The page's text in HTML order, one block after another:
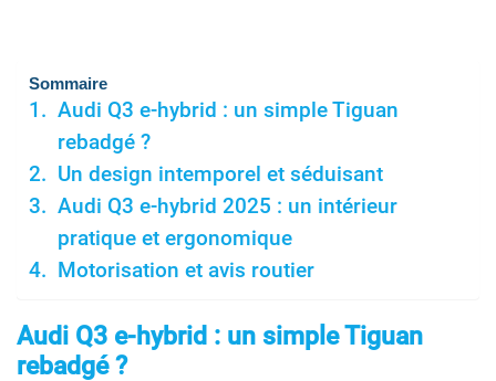
Sommaire
Audi Q3 e-hybrid : un simple Tiguan
rebadgé ?
Un design intemporel et séduisant
Audi Q3 e-hybrid 2025 : un intérieur
pratique et ergonomique
Motorisation et avis routier
Audi Q3 e-hybrid : un simple Tiguan
rebadgé ?